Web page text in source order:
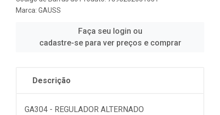
Marca: GAUSS
Faça seu login ou
cadastre-se para ver preços e comprar
Descrição
GA304 - REGULADOR ALTERNADO